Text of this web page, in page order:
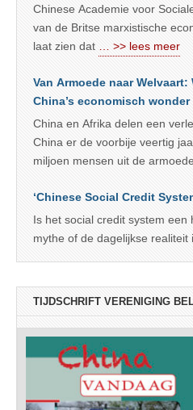
Chinese Academie voor
van de Britse marxistische
laat zien dat … >> lees meer
Van Armoede naar
China’s economisch wonder
China en Afrika delen een
China er de voorbije veertig
miljoen mensen uit de
‘Chinese Social Credit
Is het social credit system een
mythe of de dagelijkse realiteit
TIJDSCHRIFT VERENIGING